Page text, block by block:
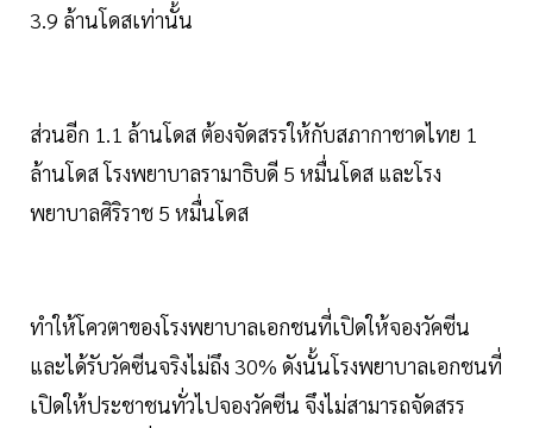
3.9 ล้านโดสเท่านั้น
ส่วนอีก 1.1 ล้านโดส ต้องจัดสรรให้กับสภากาชาดไทย 1
ล้านโดส โรงพยาบาลรามาธิบดี 5 หมื่นโดส และโรง
พยาบาลศิริราช 5 หมื่นโดส
ทำให้โควตาของโรงพยาบาลเอกชนที่เปิดให้จองวัคซีน
และได้รับวัคซีนจริงไม่ถึง 30% ดังนั้นโรงพยาบาลเอกชนที่
เปิดให้ประชาชนทั่วไปจองวัคซีน จึงไม่สามารถจัดสรร